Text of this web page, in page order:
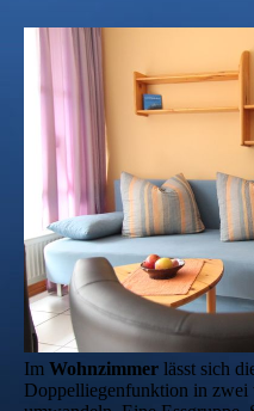
Im Wohnzimmer lässt sich
Doppelliegenfunktion in zwei